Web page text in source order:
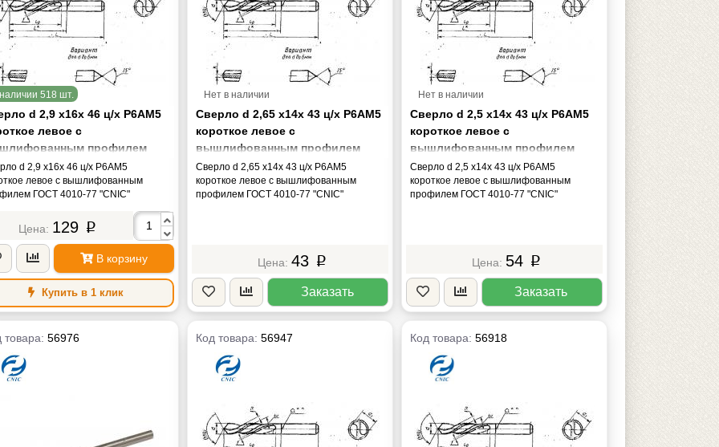
518 шт.
d 2,9 х16х 46 ц/х Р6АМ5
левое с
профилем
4010-77 "CNIC"
d 2,9 х16х 46 ц/х Р6АМ5
левое с вышлифованным
ГОСТ 4010-77 "CNIC"
129 p
В корзину
Купить в 1 клик
Нет в наличии
Сверло d 2,65 х14х 43 ц/х Р6АМ5
короткое левое с
вышлифованным профилем
ГОСТ 4010-77 "CNIC"
Сверло d 2,65 х14х 43 ц/х Р6АМ5
короткое левое с вышлифованным
профилем ГОСТ 4010-77 "CNIC"
43 p
Заказать
Нет в наличии
Сверло d 2,5 х14х 43 ц/х Р6АМ5
короткое левое с
вышлифованным профилем
ГОСТ 4010-77 "CNIC"
Сверло d 2,5 х14х 43 ц/х Р6АМ5
короткое левое с вышлифованным
профилем ГОСТ 4010-77 "CNIC"
54 p
Заказать
товара: 56976 Код товара:56947 Код товара:56918